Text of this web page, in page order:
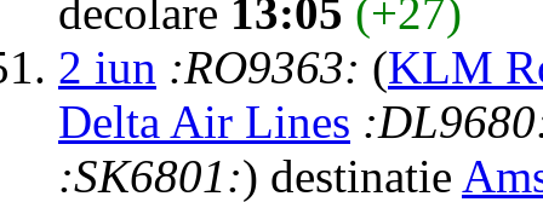
decolare 13:05 (+27)
2 iun :RO9363: (KLM
Delta Air Lines
:SK6801:) destinatie